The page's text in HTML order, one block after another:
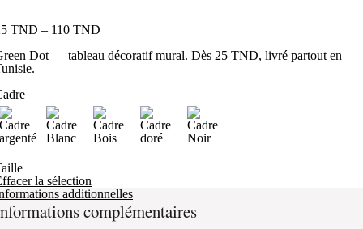
TND – 110 TND
Dot — tableau décoratif mural. Dès 25 TND, livré partout en
la sélection
additionnelles
complémentaires